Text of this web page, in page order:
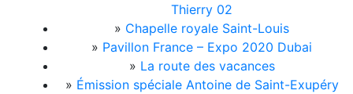
Thierry 02
» Chapelle royale Saint-Louis
» Pavillon France – Expo 2020 Dubai
» La route des vacances
» Émission spéciale Antoine de Saint-Exupéry